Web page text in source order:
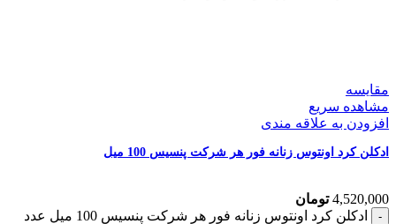
مقایسه
مشاهده سریع
افزودن به علاقه مندی
ادکلن کرد اونتوس زنانه فور هر شرکت پنسیس 100 میل
4,520,000 تومان
ادکلن کرد اونتوس زنانه فور هر شرکت پنسیس 100 میل عدد